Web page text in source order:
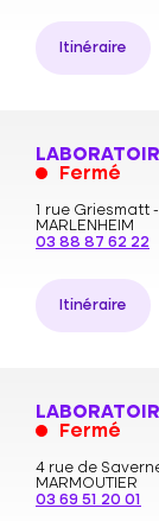
Itinéraire
Fermé
1 rue
MARLENHEIM
03 88 87 62 22
Itinéraire
Fermé
4 rue de
MARMOUTIER
03 69 51 20 01